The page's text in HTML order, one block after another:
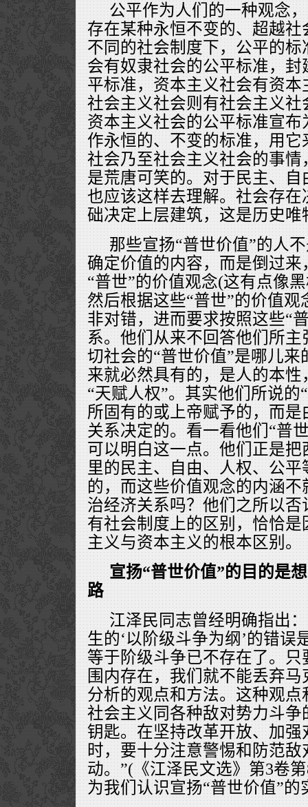
公平作为人们的一种观念
存在某种永恒不变的、超越
不同的社会制度下，公平的
会有奴隶社会的公平标准，
平标准，资本主义社会有资
社会主义社会则有社会主义
资本主义社会的公平标准宣布
作永恒的、不变的标准，用
社会乃至社会主义社会的事
是荒唐可笑的。对于民主、
也应该这样去理解。社会存
础决定上层建筑，这是历史
那些宣扬“普世价值”的人
确定价值的内容，而是倒过
“普世”的价值观念(这有点像
然后根据这些“普世”的价值
非对错，进而要求按照这些“
系。他们从来不回答他们所
切社会的“普世价值”是哪儿
来就必然具有的，是人的本
“天赋人权”。其实他们所说的
所固有的或上帝赋予的，而
关系决定的。看一看他们“普
可以明白这一点。他们正是
里的民主、自由、人权、公平
的，而这些价值观念的内涵
治经济关系吗？他们之所以否
有社会制度上的区别，恰恰
主义与资本主义的根本区别。
宣扬“普世价值”的目的是
路
江泽民同志曾经明确指出
生的‘以阶级斗争为纲’的错误
等于阶级斗争已不存在了。
围内存在，我们就不能丢弃
分析的观点和方法。这种观
社会主义同各种敌对势力斗
钥匙。在坚持改革开放、加
时，要十分注意警惕和防范
动。”(《江泽民文选》第3卷
为我们认识宣扬“普世价值”